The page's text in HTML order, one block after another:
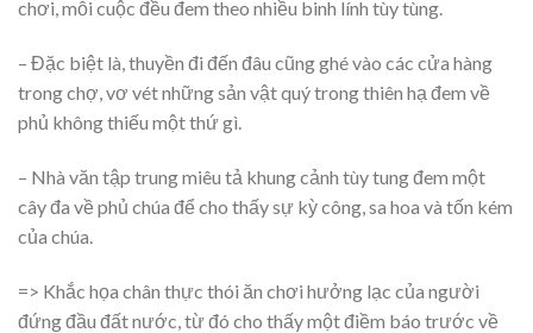
chơi, mỗi cuộc đều đem theo nhiều binh lính tùy tùng.
– Đặc biệt là, thuyền đi đến đâu cũng ghé vào các cửa hàng
trong chợ, vơ vét những sản vật quý trong thiên hạ đem về
phủ không thiếu một thứ gì.
– Nhà văn tập trung miêu tả khung cảnh tùy tung đem một
cây đa về phủ chúa để cho thấy sự kỳ công, sa hoa và tốn kém
của chúa.
=> Khắc họa chân thực thói ăn chơi hưởng lạc của người
đứng đầu đất nước, từ đó cho thấy một điềm báo trước về